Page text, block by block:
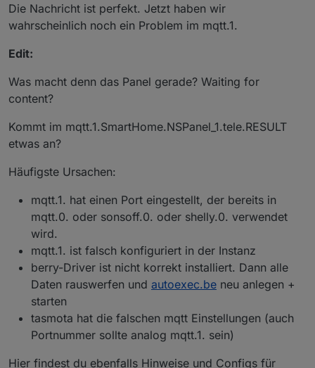
Die Nachricht ist perfekt. Jetzt haben wir
wahrscheinlich noch ein Problem im mqtt.1.
Edit:
Was macht denn das Panel gerade? Waiting for
content?
Kommt im mqtt.1.SmartHome.NSPanel_1.tele.RESULT
etwas an?
Häufigste Ursachen:
mqtt.1. hat einen Port eingestellt, der bereits in
mqtt.0. oder sonsoff.0. oder shelly.0. verwendet
wird.
mqtt.1. ist falsch konfiguriert in der Instanz
berry-Driver ist nicht korrekt installiert. Dann alle
Daten rauswerfen und autoexec.be neu anlegen +
starten
tasmota hat die falschen mqtt Einstellungen (auch
Portnummer sollte analog mqtt.1. sein)
Hier findest du ebenfalls Hinweise und Configs für